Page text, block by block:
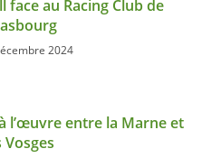
face au Racing Club de
2024
l’œuvre entre la Marne et
Vosges